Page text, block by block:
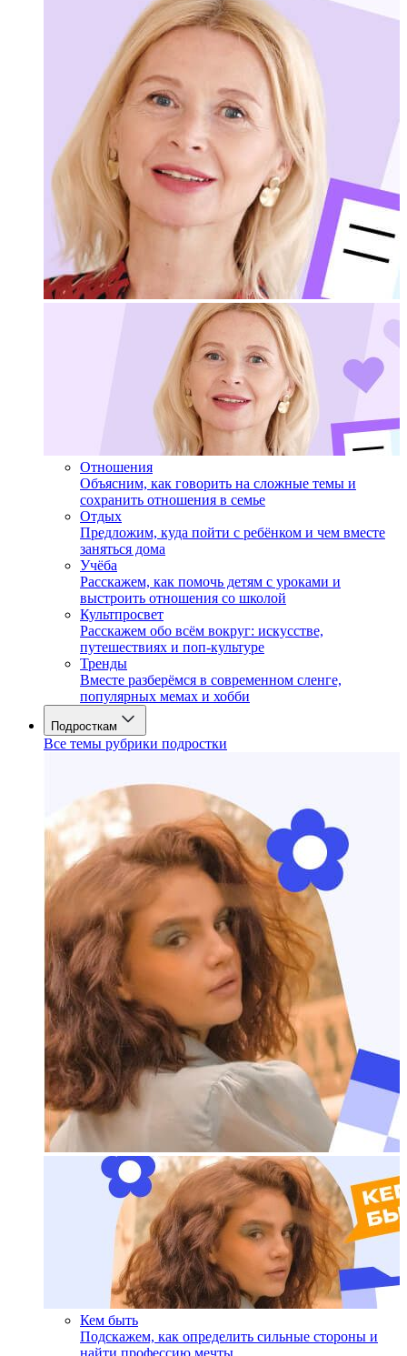
Отношения
Объясним, как говорить на сложные темы и
сохранить отношения в семье
Отдых
Предложим, куда пойти с ребёнком и чем вместе
заняться дома
Учёба
Расскажем, как помочь детям с уроками и
выстроить отношения со школой
Культпросвет
Расскажем обо всём вокруг: искусстве,
путешествиях и поп-культуре
Тренды
Вместе разберёмся в современном сленге,
популярных мемах и хобби
Подросткам
Все темы рубрики подростки
Кем быть
Подскажем, как определить сильные стороны и
найти профессию мечты